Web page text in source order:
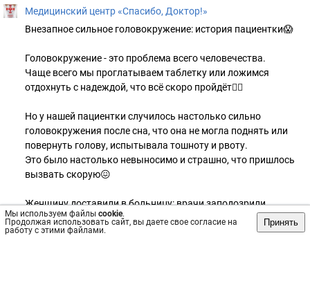
Мы используем файлы cookie.
Продолжая использовать сайт, вы даете свое согласие на
работу с этими файлами.
Принять
Медицинский центр «Спасибо, Доктор!»
Внезапное сильное головокружение: история пациентки😱
Головокружение - это проблема всего человечества.
Чаще всего мы проглатываем таблетку или ложимся
отдохнуть с надеждой, что всё скоро пройдёт😵‍💫
Но у нашей пациентки случилось настолько сильно
головокружения после сна, что она не могла поднять или
повернуть голову, испытывала тошноту и рвоту.
Это было настолько невыносимо и страшно, что пришлось
вызвать скорую😖
Женщину доставили в больницу: врачи заподозрили
инсульт.
Но позже при МРТ и КТ головного мозга инсульт не